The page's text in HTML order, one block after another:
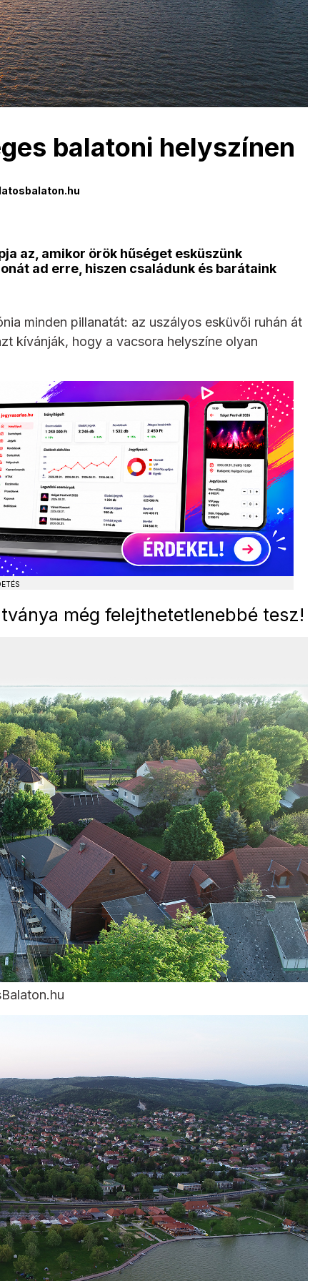
balatoni helyszínen
az, amikor örök hűséget esküszünk
ad erre, hiszen családunk és barátaink
minden pillanatát: az uszályos esküvői ruhán át
kívánják, hogy a vacsora helyszíne olyan
még felejthetetlenebbé tesz!